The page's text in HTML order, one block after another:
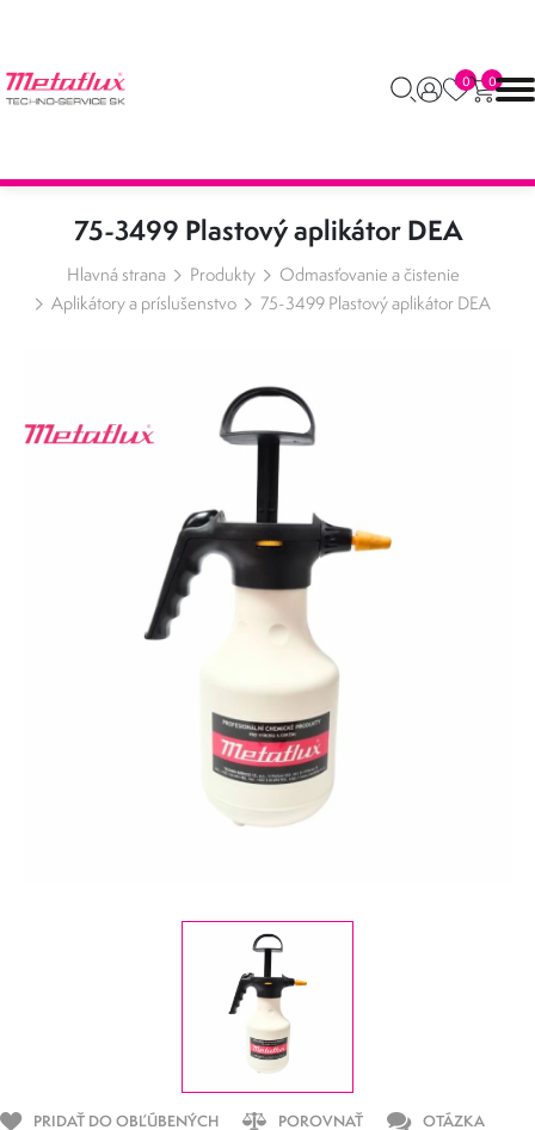
0 0
75-3499 Plastový aplikátor DEA
Hlavná strana Produkty
Odmasťovanie a čistenie
Aplikátory a príslušenstvo
75-3499 Plastový aplikátor DEA
PRIDAŤ DO OBĽÚBENÝCH POROVNAŤ OTÁZKA